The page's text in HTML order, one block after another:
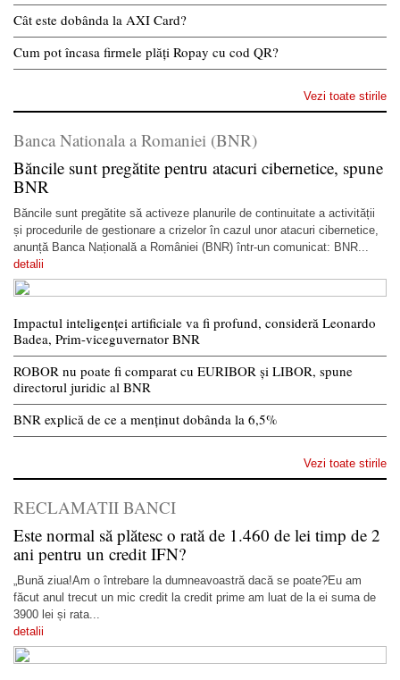
Cât este dobânda la AXI Card?
Cum pot încasa firmele plăți Ropay cu cod QR?
Vezi toate stirile
Banca Nationala a Romaniei (BNR)
Băncile sunt pregătite pentru atacuri cibernetice, spune
BNR
Băncile sunt pregătite să activeze planurile de continuitate a activității
și procedurile de gestionare a crizelor în cazul unor atacuri cibernetice,
anunță Banca Națională a României (BNR) într-un comunicat: BNR...
detalii
Impactul inteligenței artificiale va fi profund, consideră Leonardo
Badea, Prim-viceguvernator BNR
ROBOR nu poate fi comparat cu EURIBOR și LIBOR, spune
directorul juridic al BNR
BNR explică de ce a menținut dobânda la 6,5%
Vezi toate stirile
RECLAMATII BANCI
Este normal să plătesc o rată de 1.460 de lei timp de 2
ani pentru un credit IFN?
„Bună ziua!Am o întrebare la dumneavoastră dacă se poate?Eu am
făcut anul trecut un mic credit la credit prime am luat de la ei suma de
3900 lei și rata...
detalii